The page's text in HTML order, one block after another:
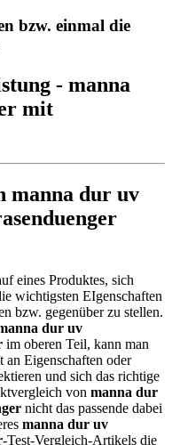
bzw. einmal die
- manna
mit
manna dur uv
eines Produktes, sich
wichtigsten EIgenschaften
bzw. gegenüber zu stellen.
dur uv
im oberen Teil, kann man
an Eigenschaften oder
und sich das richtige
von manna dur
nicht das passende dabei
manna dur uv
-Test-Vergleich-Artikels die